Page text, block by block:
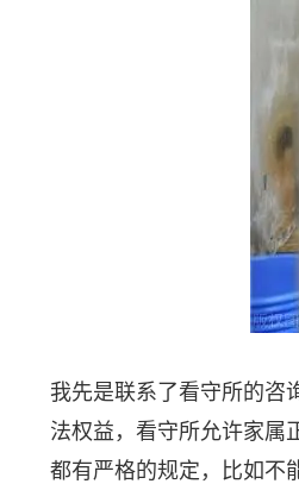
我先是联系了看守所的咨
法权益，看守所允许家属
都有严格的规定，比如不